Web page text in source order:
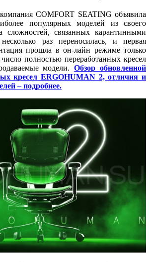
COMFORT SEATING объявила
популярных моделей из своего
сложностей, связанных карантинными
раз переносилась, и первая
прошла в он-лайн режиме только
полностью переработанных кресел
модели.Обзор обновленной
кресел ERGOHUMAN 2, отличия и
– подробнее.